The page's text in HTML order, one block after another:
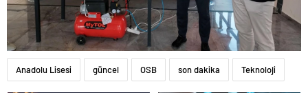
Anadolu Lisesi güncel OSB son dakika Teknoloji